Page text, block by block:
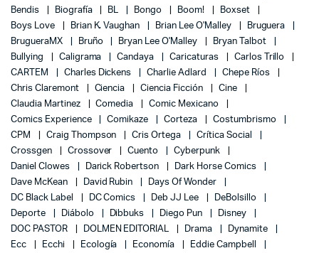
Bendis
Biografía BL Bongo Boom!
Boxset
Boys Love
Brian K. Vaughan Brian Lee O'Malley
Bruguera
BrugueraMX
Bruño Bryan Lee O'Malley
Bryan Talbot
Bullying
Caligrama Candaya Caricaturas
Carlos Trillo
CARTEM
Charles Dickens Charlie Adlard
Chepe Ríos
Chris Claremont
Ciencia Ciencia Ficción
Cine
Claudia Martinez
Comedia
Comic Mexicano
Comics Experience
Comikaze Corteza
Costumbrismo
CPM
Craig Thompson Cris Ortega
Crítica Social
Crossgen
Crossover Cuento
Cyberpunk
Daniel Clowes
Darick Robertson
Dark Horse Comics
Dave McKean
David Rubin
Days Of Wonder
DC Black Label
DC Comics Deb JJ Lee
DeBolsillo
Deporte
Diábolo Dibbuks Diego Pun
Disney
DOC PASTOR
DOLMEN EDITORIAL Drama
Dynamite
Ecc
Ecchi Ecología Economía
Eddie Campbell